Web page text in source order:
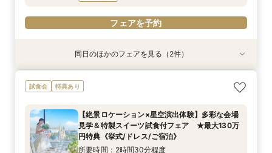
フェアを予約
特典あり
8/8(土)
【しっかりお見積り比較×何でも相談】安心ブラ
イダル相談会 ★豪華特典付（挙式/ドレス/ご宿
所要時間：2時間30分程度
11:00〜
13:00〜
15:00〜
特典あり
8/8(土)
【最短1ヶ月の準備OK☆】少人数ウエディング相
談フェア（10名/57万円～）
11:00〜 15:00〜
同日のほかのフェアを見る（2件）
試食会 特典あり
【絶景ロケーション×星空演出体験】多彩な会場
見学＆特製スイーツ試食付フェア ★最大130万
円特典《挙式/ドレス/ご宿泊》
所要時間：2時間30分程度